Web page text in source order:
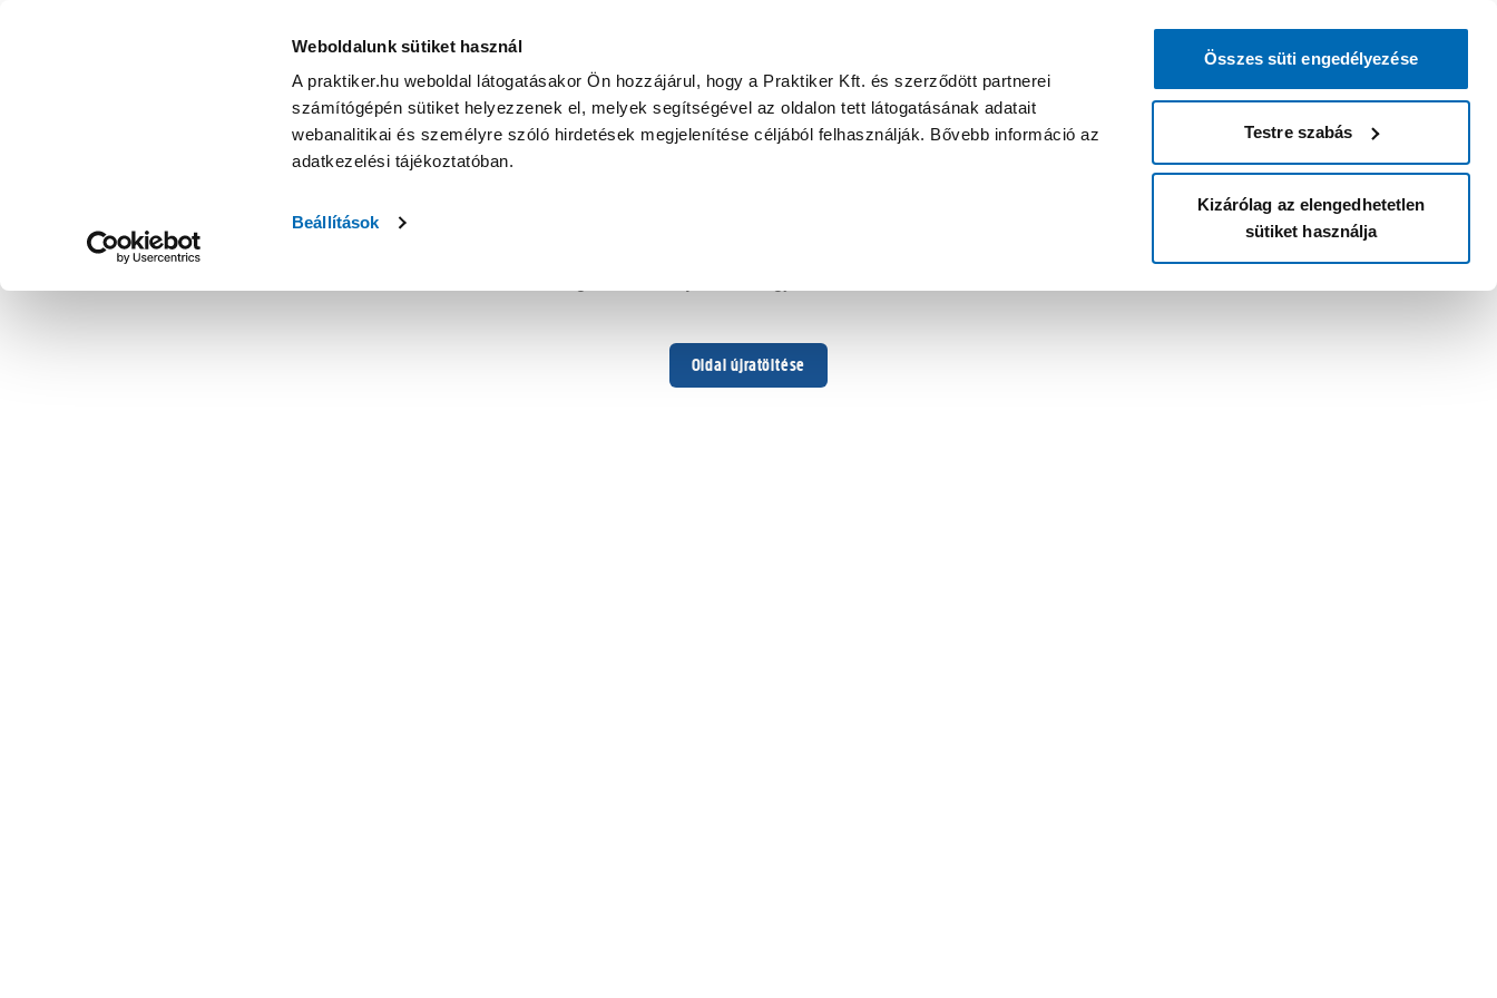
Weboldalunk sütiket használ
A praktiker.hu weboldal látogatásakor Ön hozzájárul, hogy a Praktiker Kft. és szerződött partnerei
számítógépén sütiket helyezzenek el, melyek segítségével az oldalon tett látogatásának adatait
webanalitikai és személyre szóló hirdetések megjelenítése céljából felhasználják. Bővebb információ az
adatkezelési tájékoztatóban.
Beállítások
Összes süti engedélyezése
Testre szabás
Kizárólag az elengedhetetlen
sütiket használja
Oldal újratöltése